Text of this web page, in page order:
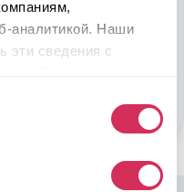
аналитикой. Наши
эти сведения с